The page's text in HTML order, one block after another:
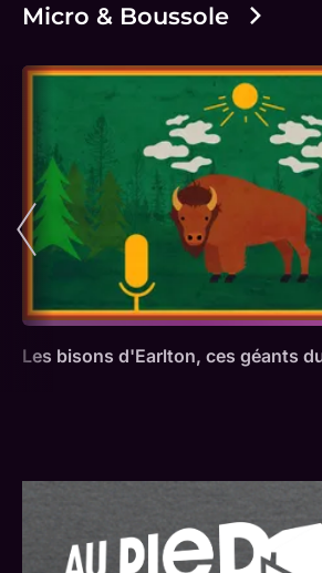
Micro & Boussole
Les bisons d'Earlton, ces géants